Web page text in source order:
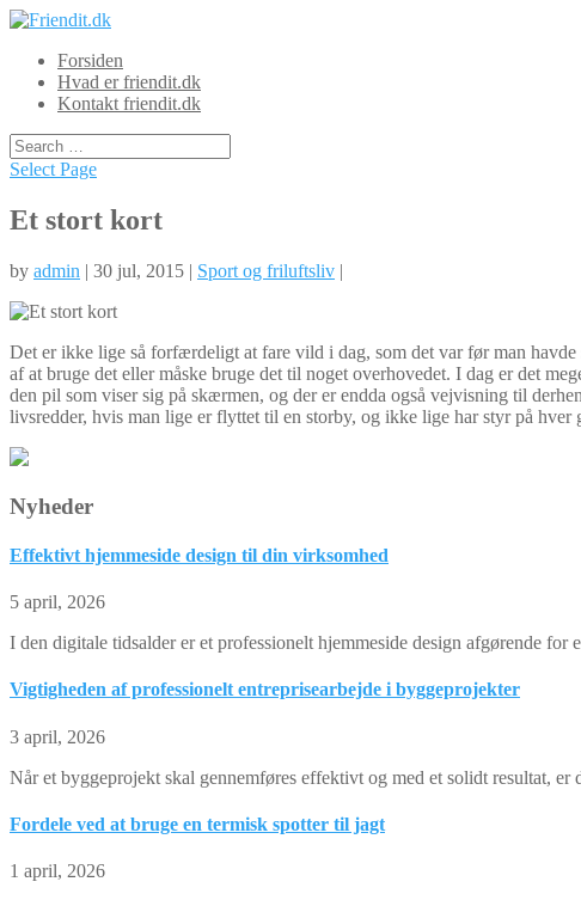
Forsiden
Hvad er friendit.dk
Kontakt friendit.dk
Select Page
Et stort kort
by admin | 30 jul, 2015 | Sport og friluftsliv |
Det er ikke lige så forfærdeligt at fare vild i dag, som det var før man
af at bruge det eller måske bruge det til noget overhovedet. I dag er det
den pil som viser sig på skærmen, og der er endda også vejvisning til
livsredder, hvis man lige er flyttet til en storby, og ikke lige har styr på
Nyheder
Effektivt hjemmeside design til din virksomhed
5 april, 2026
I den digitale tidsalder er et professionelt hjemmeside design afgørende for
Vigtigheden af professionelt entreprisearbejde i byggeprojekter
3 april, 2026
Når et byggeprojekt skal gennemføres effektivt og med et solidt resultat, er
Fordele ved at bruge en termisk spotter til jagt
1 april, 2026